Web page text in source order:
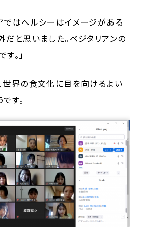
ではヘルシーはイメージがある
だと思いました。ベジタリアンの
。」
世界の食文化に目を向けるよい
す。